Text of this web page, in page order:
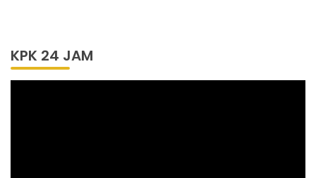
KPK 24 JAM